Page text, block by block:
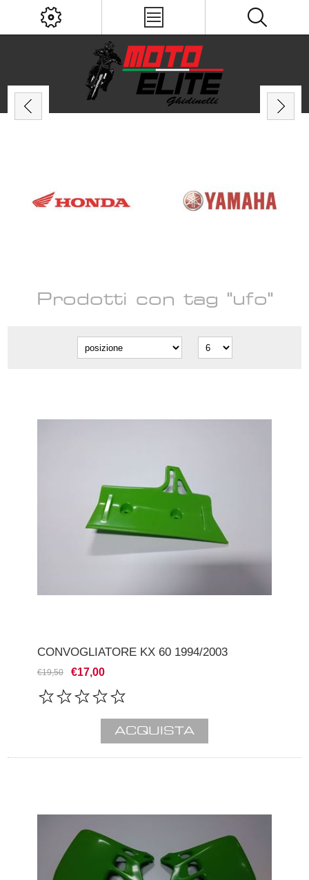
Prodotti con tag "ufo"
CONVOGLIATORE KX 60 1994/2003
€19,50 €17,00